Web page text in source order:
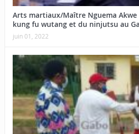
Arts martiaux/Maître Nguema
kung fu wutang et du ninjutsu au
juin 01, 2022